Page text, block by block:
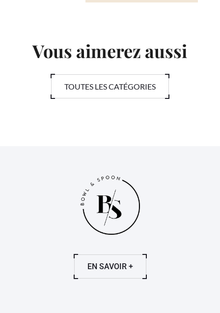
Vous aimerez aussi
TOUTES LES CATÉGORIES
EN SAVOIR +